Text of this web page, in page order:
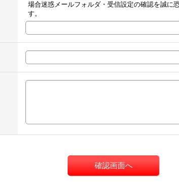
場合迷惑メールフォルダ・受信設定の確認を誠に
す。